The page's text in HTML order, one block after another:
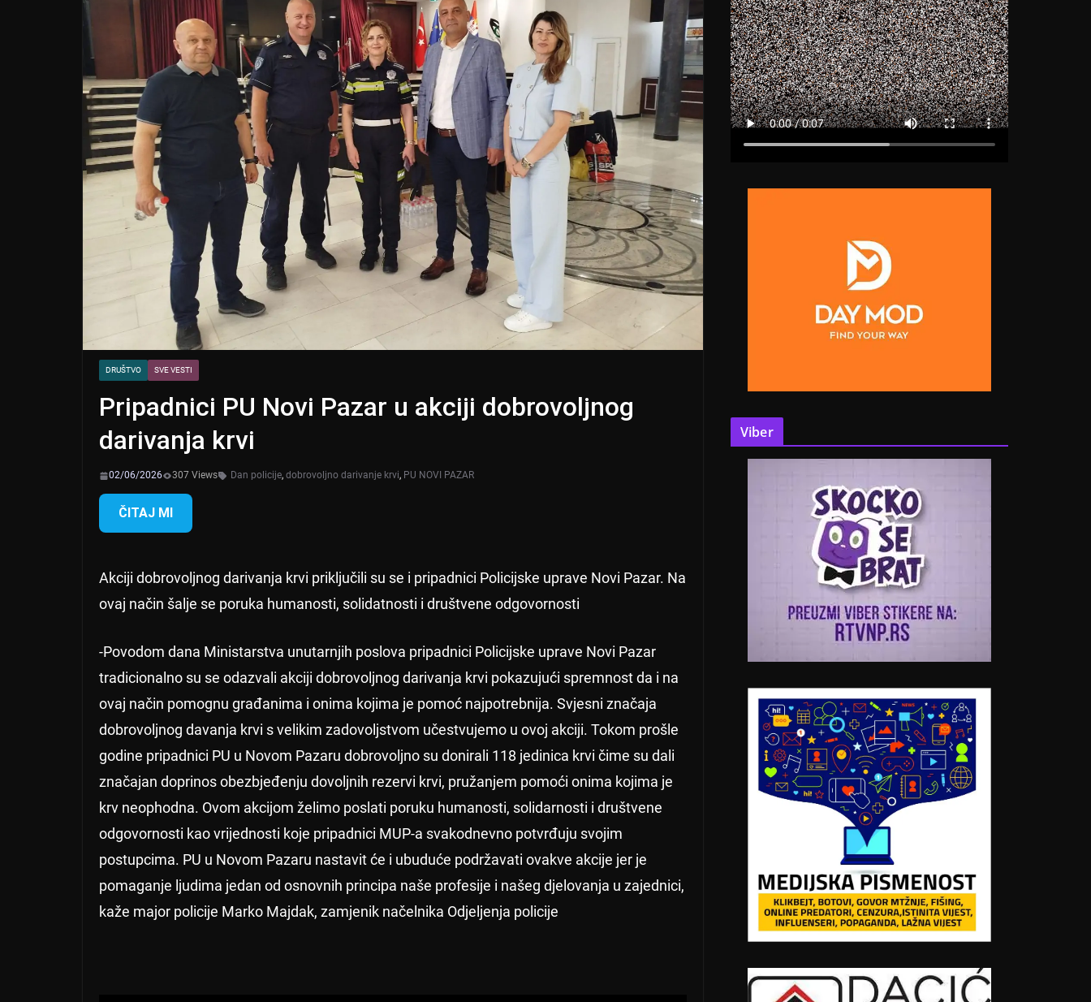
DRUŠTVO SVE VESTI
Pripadnici PU Novi Pazar u akciji dobrovoljnog
darivanja krvi
02/06/2026 307 Views Dan policije, dobrovoljno darivanje krvi, PU NOVI PAZAR
ČITAJ MI
Akciji dobrovoljnog darivanja krvi priključili su se i pripadnici Policijske uprave Novi Pazar. Na
ovaj način šalje se poruka humanosti, solidatnosti i društvene odgovornosti
-Povodom dana Ministarstva unutarnjih poslova pripadnici Policijske uprave Novi Pazar
tradicionalno su se odazvali akciji dobrovoljnog darivanja krvi pokazujući spremnost da i na
ovaj način pomognu građanima i onima kojima je pomoć najpotrebnija. Svjesni značaja
dobrovoljnog davanja krvi s velikim zadovoljstvom učestvujemo u ovoj akciji. Tokom prošle
godine pripadnici PU u Novom Pazaru dobrovoljno su donirali 118 jedinica krvi čime su dali
značajan doprinos obezbjeđenju dovoljnih rezervi krvi, pružanjem pomoći onima kojima je
krv neophodna. Ovom akcijom želimo poslati poruku humanosti, solidarnosti i društvene
odgovornosti kao vrijednosti koje pripadnici MUP-a svakodnevno potvrđuju svojim
postupcima. PU u Novom Pazaru nastavit će i ubuduće podržavati ovakve akcije jer je
pomaganje ljudima jedan od osnovnih principa naše profesije i našeg djelovanja u zajednici,
kaže major policije Marko Majdak, zamjenik načelnika Odjeljenja policije
Viber